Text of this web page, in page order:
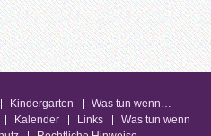
Kindergarten
Was tun wenn…
Kalender Links
Was tun wenn